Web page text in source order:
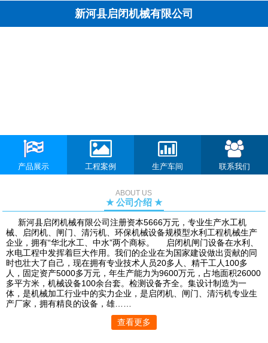
新河县启闭机械有限公司
产品展示 工程案例 生产车间 联系我们
ABOUT US
★ 公司介绍 ★
新河县启闭机械有限公司注册资本5666万元，专业生产水工机
械、启闭机、闸门、清污机、环保机械设备规模型水利工程机械生产
企业，拥有“华北水工、中水”两个商标。 启闭机闸门设备在水利、
水电工程中发挥着巨大作用。我们的企业在为国家建设做出贡献的同
时也壮大了自己，现在拥有专业技术人员20多人、精干工人100多
人，固定资产5000多万元，年生产能力为9600万元，占地面积26000
多平方米，机械设备100余台套。检测设备齐全。集设计制造为一
体，是机械加工行业中的实力企业，是启闭机、闸门、清污机专业生
产厂家，拥有精良的设备，雄……
查看更多